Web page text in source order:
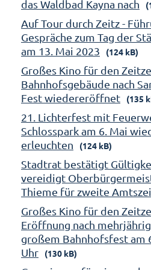
das Waldbad Kayna nach
Auf Tour durch Zeitz -
Gespräche zum Tag der
am 13. Mai 2023
(124 kB)
Großes Kino für den
Bahnhofsgebäude nach
Fest wiedereröffnet
(135
21. Lichterfest mit
Schlosspark am 6. Mai
erleuchten
(124 kB)
Stadtrat bestätigt
vereidigt
Thieme für zweite
Großes Kino für den
Eröffnung nach
großem Bahnhofsfest am
Uhr
(130 kB)